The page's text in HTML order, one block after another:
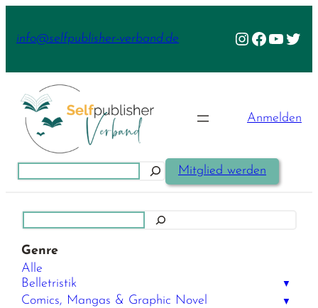
Inhalt
info@selfpublisher-verband.de Instagram
Facebook
Anmelden
Mitglied werden
Genre
Alle
Belletristik
▼
Comics, Mangas & Graphic Novel ▼